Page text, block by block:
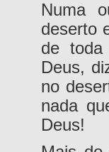
Numa
deserto
de toda
Deus,
no
nada
Deus!